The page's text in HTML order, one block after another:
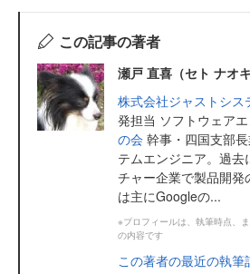
この記事の著者
瀬戸 直喜（セト ナオキ
株式会社ジャストシス
発担当 ソフトウェア
の会 幹事・四国支部
テムエンジニア。過
チャー企業で製品開発
は主にGoogleの...
※プロフィールは、執筆時点、
の内容です
この著者の最近の執筆